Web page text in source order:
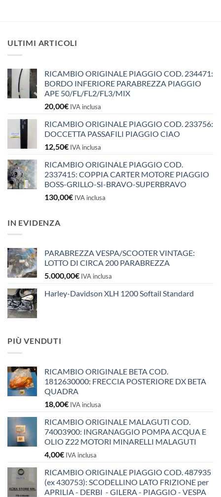
ULTIMI ARTICOLI
RICAMBIO ORIGINALE PIAGGIO COD. 234471:
BORDO INFERIORE PARABREZZA PIAGGIO
APE 50/FL/FL2/FL3/MIX
20,00€ IVA inclusa
RICAMBIO ORIGINALE PIAGGIO COD. 233756:
DOCCETTA PASSAFILI PIAGGIO CIAO
12,50€ IVA inclusa
RICAMBIO ORIGINALE PIAGGIO COD.
2337415: COPPIA CARTER MOTORE PIAGGIO
BOSS-GRILLO-SI-BRAVO-SUPERBRAVO
130,00€ IVA inclusa
IN EVIDENZA
PARABREZZA VESPA/SCOOTER VINTAGE:
LOTTO DI CIRCA 200 PARABREZZA
5.000,00€ IVA inclusa
Harley-Davidson XLH 1200 Softail Standard
PIÙ VENDUTI
RICAMBIO ORIGINALE BETA COD.
1812630000: FRECCIA POSTERIORE DX BETA
QUADRA
18,00€ IVA inclusa
RICAMBIO ORIGINALE MALAGUTI COD.
74003900: INGRANAGGIO POMPA ACQUA E
OLIO Z22 MOTORI MINARELLI MALAGUTI
4,00€ IVA inclusa
RICAMBIO ORIGINALE PIAGGIO COD. 487935
(ex 430753): SCODELLINO LATO FRIZIONE per
APRILIA - DERBI - GILERA - PIAGGIO - VESPA